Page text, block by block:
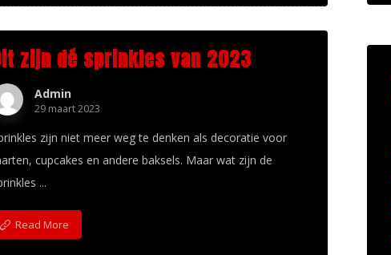
zijn dé sprinkles van 2023
Admin
29 maart 2023
zijn niet meer weg te denken als decoratie voor
cupcakes en andere baksels. Maar wat zijn de
...
Read More